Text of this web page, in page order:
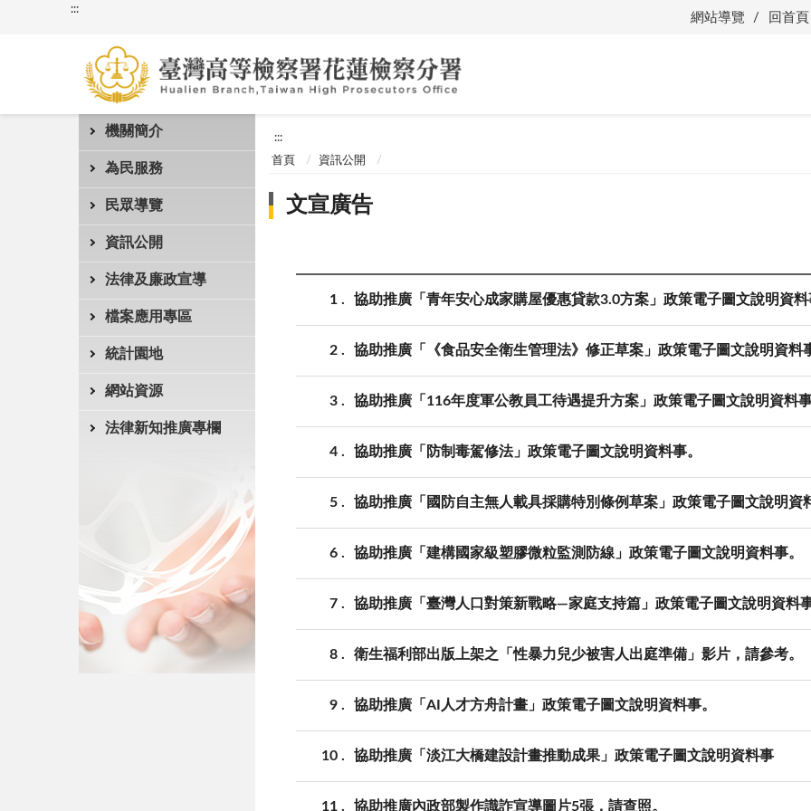
:::
網站導覽 回首頁
機關簡介
為民服務
民眾導覽
資訊公開
法律及廉政宣導
檔案應用專區
統計園地
網站資源
法律新知推廣專欄
:::
首頁 資訊公開
文宣廣告
1 協助推廣「青年安心成家購屋優惠貸款3.0方案」政策電子圖文說明資料
2 協助推廣「《食品安全衛生管理法》修正草案」政策電子圖文說明資料
3 協助推廣「116年度軍公教員工待遇提升方案」政策電子圖文說明資料事
4 協助推廣「防制毒駕修法」政策電子圖文說明資料事。
5 協助推廣「國防自主無人載具採購特別條例草案」政策電子圖文說明資
6 協助推廣「建構國家級塑膠微粒監測防線」政策電子圖文說明資料事。
7 協助推廣「臺灣人口對策新戰略—家庭支持篇」政策電子圖文說明資料事
8 衛生福利部出版上架之「性暴力兒少被害人出庭準備」影片，請參考。
9 協助推廣「AI人才方舟計畫」政策電子圖文說明資料事。
10 協助推廣「淡江大橋建設計畫推動成果」政策電子圖文說明資料事
11 協助推廣內政部製作識詐宣導圖片5張，請查照。